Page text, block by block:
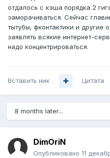
отдалось с кэша порядка 2
заморачиваться. Сейчас
тытубы, фконтактики и другие
заявлять всякие интернет-
надо концентрироваться.
Вставить ник Цитата
8 months later...
DimOriN
Опубликовано 11